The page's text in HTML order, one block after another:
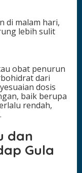
di malam hari,
lebih sulit
obat penurun
dari
dosis
baik berupa
rendah,
dan
Gula